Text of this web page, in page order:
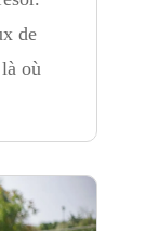
de
où